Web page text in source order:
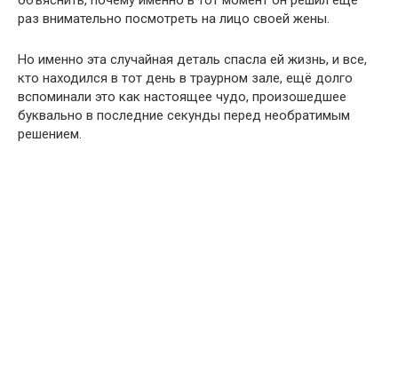
раз внимательно посмотреть на лицо своей жены.
Но именно эта случайная деталь спасла ей жизнь, и все,
кто находился в тот день в траурном зале, ещё долго
вспоминали это как настоящее чудо, произошедшее
буквально в последние секунды перед необратимым
решением.